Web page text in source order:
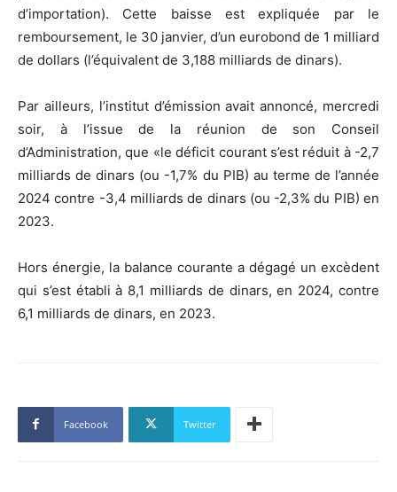
d’importation). Cette baisse est expliquée par le
remboursement, le 30 janvier, d’un eurobond de 1 milliard
de dollars (l’équivalent de 3,188 milliards de dinars).
Par ailleurs, l’institut d’émission avait annoncé, mercredi
soir, à l’issue de la réunion de son Conseil
d’Administration, que «le déficit courant s’est réduit à -2,7
milliards de dinars (ou -1,7% du PIB) au terme de l’année
2024 contre -3,4 milliards de dinars (ou -2,3% du PIB) en
2023.
Hors énergie, la balance courante a dégagé un excèdent
qui s’est établi à 8,1 milliards de dinars, en 2024, contre
6,1 milliards de dinars, en 2023.
Facebook Twitter